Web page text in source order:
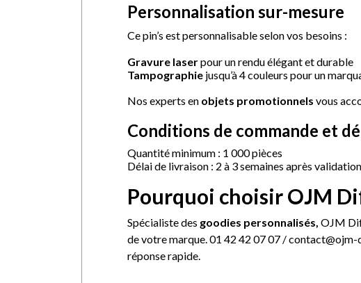
Personnalisation sur-mesure
Ce pin’s est personnalisable selon vos besoins :
Gravure laserpour un rendu élégant et durable
Tampographie jusqu’à 4 couleurs pour un
Nos experts en objets promotionnels vous
Conditions de commande et
Quantité minimum : 1 000 pièces
Délai de livraison : 2 à 3 semaines après
Pourquoi choisir OJM
Spécialiste des goodies personnalisés, OJM
de votre marque. 01 42 42 07 07 /
réponse rapide.